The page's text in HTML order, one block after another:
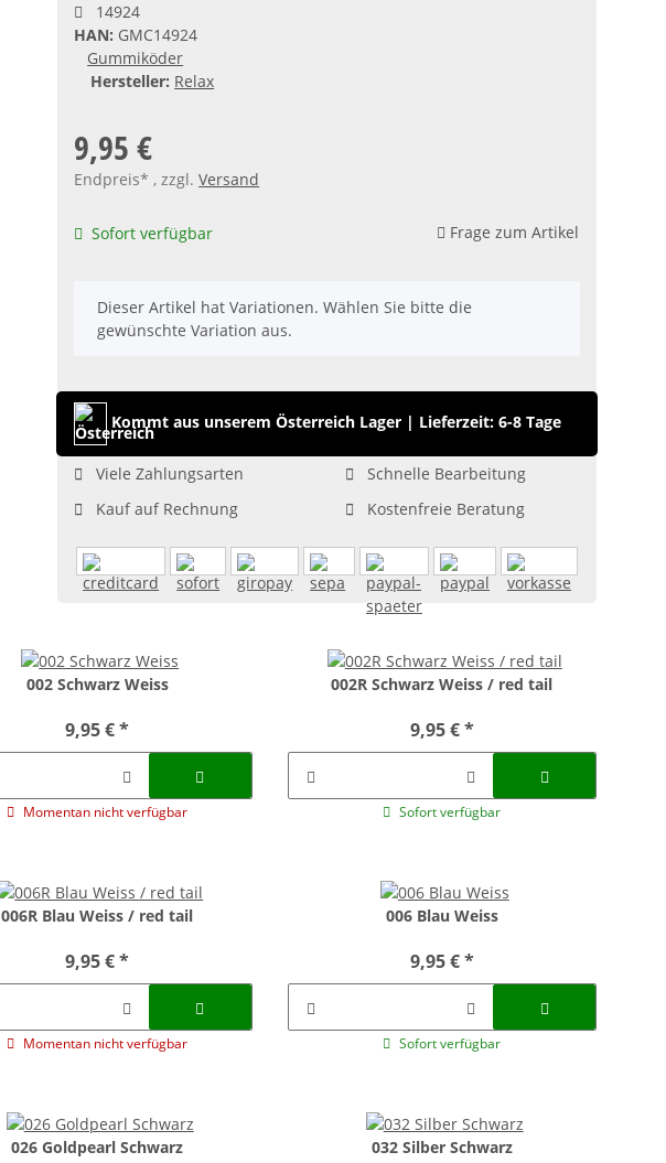
14924
HAN: GMC14924
Gummiköder
Hersteller: Relax
9,95 €
Endpreis* , zzgl.Versand
Sofort verfügbar Frage zum Artikel
x
Dieser Artikel hat Variationen. Wählen Sie bitte die
gewünschte Variation aus.
Kommt aus unserem Österreich Lager | Lieferzeit: 6-8 Tage
Viele Zahlungsarten
Schnelle Bearbeitung
Kauf auf Rechnung
Kostenfreie Beratung
002 Schwarz Weiss
9,95 €*
Momentan nicht verfügbar
002R Schwarz Weiss / red tail
9,95 €*
Sofort verfügbar
006R Blau Weiss / red tail
9,95 €*
Momentan nicht verfügbar
006 Blau Weiss
9,95 €*
Sofort verfügbar
026 Goldpearl Schwarz 032 Silber Schwarz